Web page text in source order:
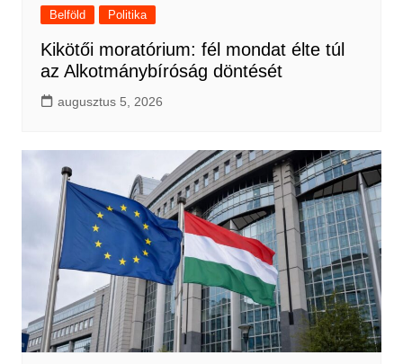
Belföld Politika
Kikötői moratórium: fél mondat élte túl
az Alkotmánybíróság döntését
augusztus 5, 2026